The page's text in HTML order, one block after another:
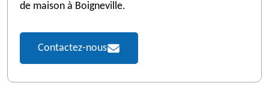
de maison à Boigneville.
Contactez-nous